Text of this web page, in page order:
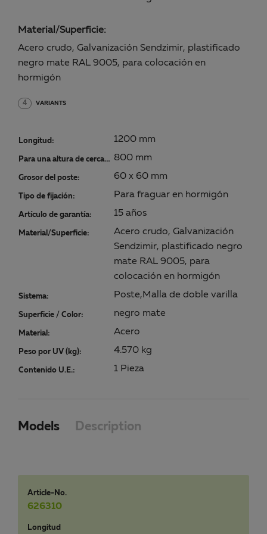
Material/Superficie:
Acero crudo, Galvanización Sendzimir, plastificado
negro mate RAL 9005, para colocación en
hormigón
4 VARIANTS
Longitud: 1200 mm
Para una altura de cercado: 800 mm
Grosor del poste: 60 x 60 mm
Tipo de fijación: Para fraguar en hormigón
Artículo de garantía: 15 años
Material/Superficie:
Acero crudo, Galvanización
Sendzimir, plastificado negro
mate RAL 9005, para
colocación en hormigón
Sistema: Poste,Malla de doble varilla
Superficie / Color: negro mate
Material: Acero
Peso por UV (kg): 4.570 kg
Contenido U.E.: 1 Pieza
Models Description
Article-No.
626310
Longitud